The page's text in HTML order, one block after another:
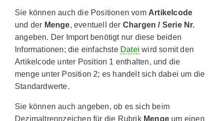
Sie können auch die Positionen vom Artikelcode
und der Menge, eventuell der Chargen / Serie Nr.
angeben. Der Import benötigt nur diese beiden
Informationen; die einfachste Datei wird somit den
Artikelcode unter Position 1 enthalten, und die
menge unter Position 2; es handelt sich dabei um die
Standardwerte.
Sie können auch angeben, ob es sich beim
Dezimaltrennzeichen für die Rubrik Menge um einen